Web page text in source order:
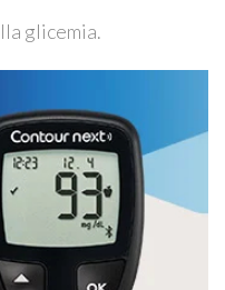
glicemia.